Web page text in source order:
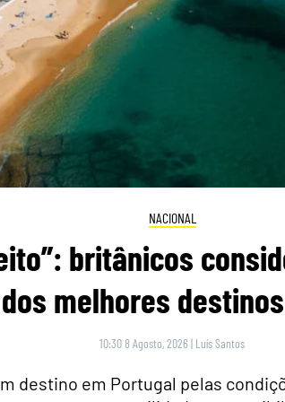
NACIONAL
britânicos
melhores
10:30 8 Agosto, 2026 | Luís Santos
destino em Portugal pelas